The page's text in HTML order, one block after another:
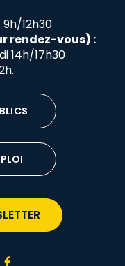
12h30
rendez-vous) :
14h/17h30